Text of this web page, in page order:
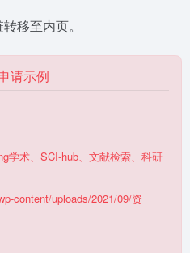
移至内页。
请示例
学术、SCI-hub、文献检索、科研
content/uploads/2021/09/资